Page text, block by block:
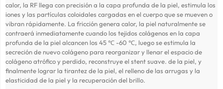
calor, la RF llega con precisión a la capa profunda de la piel, estimula los
iones y las partículas coloidales cargadas en el cuerpo que se mueven o
vibran rápidamente. La fricción genera calor, la piel naturalmente se
contraerá inmediatamente cuando los tejidos colágenos en la capa
profunda de la piel alcancen los 45 ℃ -60 ℃, luego se estimula la
secreción de nuevo colágeno para reorganizar y llenar el espacio de
colágeno atrófico y perdido, reconstruye el stent suave. de la piel, y
finalmente lograr la tirantez de la piel, el relleno de las arrugas y la
elasticidad de la piel y la recuperación del brillo.